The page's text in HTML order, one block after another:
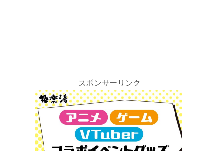
スポンサーリンク